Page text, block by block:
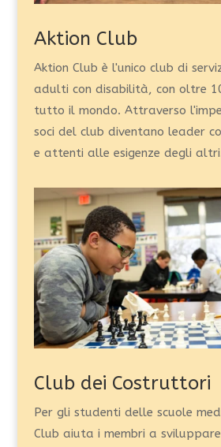
Aktion Club
Aktion Club è l'unico club di
adulti con disabilità, con oltre
tutto il mondo. Attraverso
soci del club diventano leader
e attenti alle esigenze degli
Club dei Costruttori
Per gli studenti delle scuole
Club aiuta i membri a